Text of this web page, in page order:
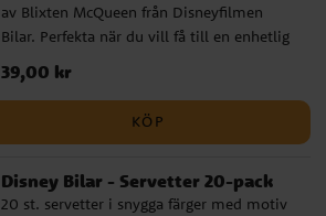
av Blixten McQueen från Disneyfilmen
Bilar. Perfekta när du vill få till en enhetlig
och rolig dukning på kalaset med Bilar-
tema. Muggarna är tillverkade av
miljövänligt FSC-certifierat papper, är cirka
10 cm höga och rymmer ca 200 ml.
Pris:39,00 kr
39,00 kr
KÖP
Disney Bilar - Servetter 20-pack
20 st. servetter i snygga färger med motiv